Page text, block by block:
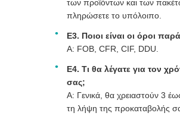
των προϊόντων και των
πληρώσετε το υπόλοιπο.
Ε3. Ποιοι είναι οι όροι
Α: FOB, CFR, CIF, DDU.
Ε4. Τι θα λέγατε για τον
σας;
Α: Γενικά, θα χρειαστούν 3
τη λήψη της προκαταβολής